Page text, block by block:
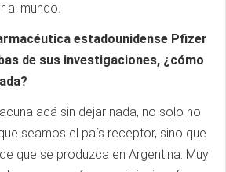
al mundo.
estadounidense Pfizer
de sus investigaciones, ¿cómo
acá sin dejar nada, no solo no
seamos el país receptor, sino que
que se produzca en Argentina. Muy